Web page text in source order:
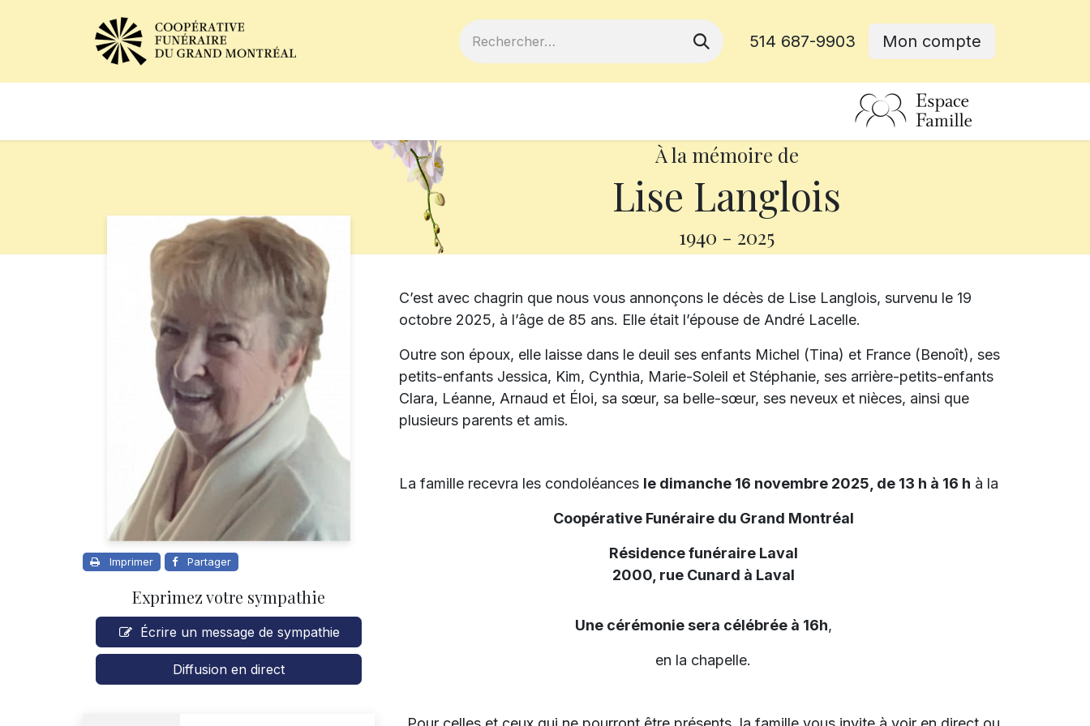
514 687-9903 Mon compte
À la mémoire de
Lise Langlois
1940 - 2025
Imprimer Partager
Exprimez votre sympathie
Écrire un message de sympathie
Diffusion en direct
C’est avec chagrin que nous vous annonçons le décès de Lise Langlois, survenu le 19
octobre 2025, à l’âge de 85 ans. Elle était l’épouse de André Lacelle.
Outre son époux, elle laisse dans le deuil ses enfants Michel (Tina) et France (Benoît), ses
petits-enfants Jessica, Kim, Cynthia, Marie-Soleil et Stéphanie, ses arrière-petits-enfants
Clara, Léanne, Arnaud et Éloi, sa sœur, sa belle-sœur, ses neveux et nièces, ainsi que
plusieurs parents et amis.
La famille recevra les condoléances le dimanche 16 novembre 2025, de 13 h à 16 h à la
Coopérative Funéraire du Grand Montréal
Résidence funéraire Laval
2000, rue Cunard à Laval
Une cérémonie sera célébrée à 16h,
en la chapelle.